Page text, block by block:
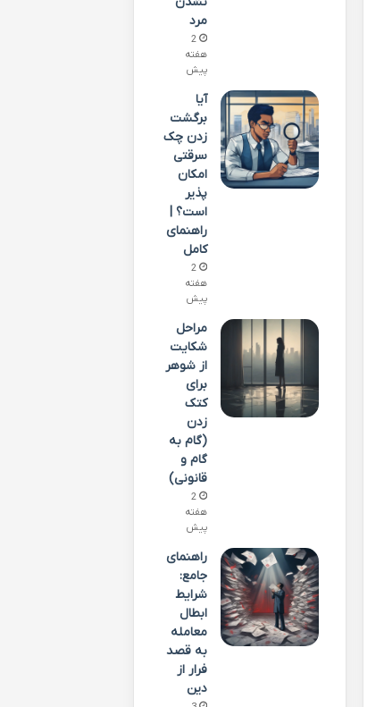
مرد
2
هفته
پیش
آیا
برگشت
زدن چک
سرقتی
امکان
پذیر
است؟ |
راهنمای
کامل
2
هفته
پیش
مراحل
شکایت
از شوهر
برای
کتک
زدن
(گام به
گام و
قانونی)
2
هفته
پیش
راهنمای
جامع:
شرایط
ابطال
معامله
به قصد
فرار از
دین